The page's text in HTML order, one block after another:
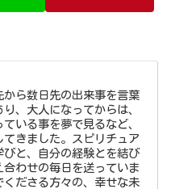
から数日先の出来事を言葉
、大人になってからは、
いる事を夢で見るなど、
てきました。スピリチュア
びと、自分の経験とを結び
合わせの毎日を送っていま
くださる方々の、幸せな未